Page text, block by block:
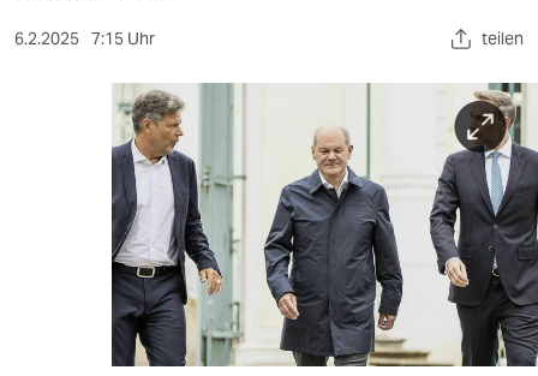
veranstaltungen
fragen & hilfe
6.2.2025 7:15 Uhr teilen